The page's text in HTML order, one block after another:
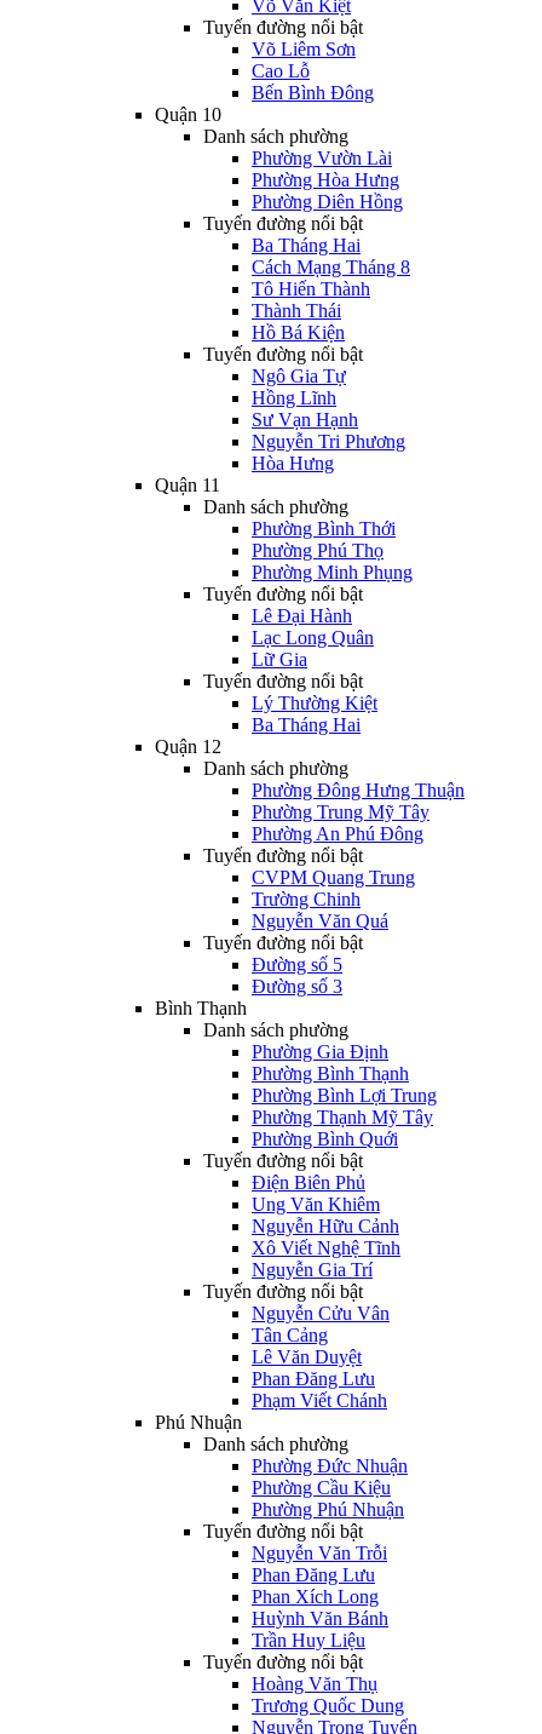
Võ Văn Kiệt
Tuyến đường nổi bật
Võ Liêm Sơn
Cao Lỗ
Bến Bình Đông
Quận 10
Danh sách phường
Phường Vườn Lài
Phường Hòa Hưng
Phường Diên Hồng
Tuyến đường nổi bật
Ba Tháng Hai
Cách Mạng Tháng 8
Tô Hiến Thành
Thành Thái
Hồ Bá Kiện
Tuyến đường nổi bật
Ngô Gia Tự
Hồng Lĩnh
Sư Vạn Hạnh
Nguyễn Tri Phương
Hòa Hưng
Quận 11
Danh sách phường
Phường Bình Thới
Phường Phú Thọ
Phường Minh Phụng
Tuyến đường nổi bật
Lê Đại Hành
Lạc Long Quân
Lữ Gia
Tuyến đường nổi bật
Lý Thường Kiệt
Ba Tháng Hai
Quận 12
Danh sách phường
Phường Đông Hưng Thuận
Phường Trung Mỹ Tây
Phường An Phú Đông
Tuyến đường nổi bật
CVPM Quang Trung
Trường Chinh
Nguyễn Văn Quá
Tuyến đường nổi bật
Đường số 5
Đường số 3
Bình Thạnh
Danh sách phường
Phường Gia Định
Phường Bình Thạnh
Phường Bình Lợi Trung
Phường Thạnh Mỹ Tây
Phường Bình Quới
Tuyến đường nổi bật
Điện Biên Phủ
Ung Văn Khiêm
Nguyễn Hữu Cảnh
Xô Viết Nghệ Tĩnh
Nguyễn Gia Trí
Tuyến đường nổi bật
Nguyễn Cửu Vân
Tân Cảng
Lê Văn Duyệt
Phan Đăng Lưu
Phạm Viết Chánh
Phú Nhuận
Danh sách phường
Phường Đức Nhuận
Phường Cầu Kiệu
Phường Phú Nhuận
Tuyến đường nổi bật
Nguyễn Văn Trỗi
Phan Đăng Lưu
Phan Xích Long
Huỳnh Văn Bánh
Trần Huy Liệu
Tuyến đường nổi bật
Hoàng Văn Thụ
Trương Quốc Dung
Nguyễn Trọng Tuyển